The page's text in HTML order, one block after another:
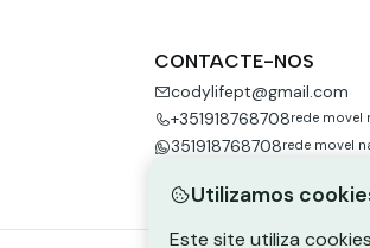
CONTACTE-NOS
codylifept@gmail.com
+351918768708rede movel
351918768708rede movel
Utilizamos
Este site utiliza